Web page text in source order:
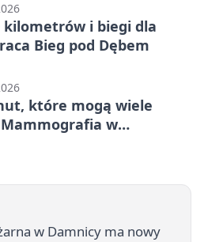
kilometrów i biegi dla
Bieg pod Dębem
które mogą wiele
w
w Damnicy ma nowy